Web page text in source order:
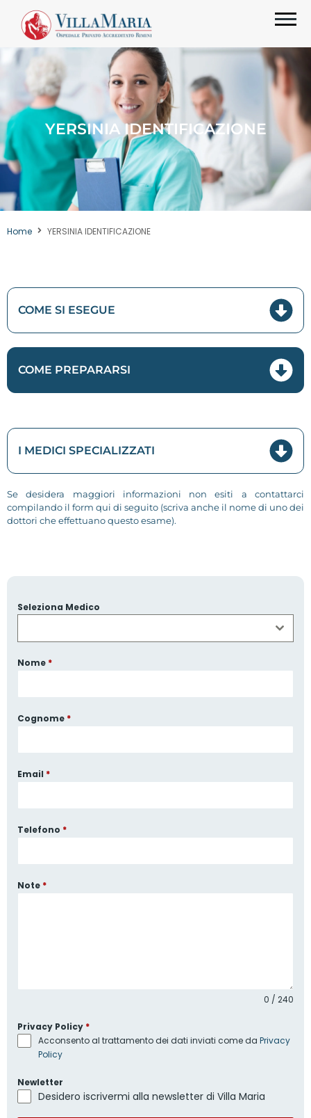
YERSINIA IDENTIFICAZIONE
Home YERSINIA IDENTIFICAZIONE
COME SI ESEGUE
COME PREPARARSI
I MEDICI SPECIALIZZATI
Se desidera maggiori informazioni non esiti a contattarci
compilando il form qui di seguito (scriva anche il nome di uno dei
dottori che effettuano questo esame).
Seleziona Medico
Nome *
Cognome *
Email *
Telefono *
Note *
0 / 240
Privacy Policy *
Acconsento al trattamento dei dati inviati come da Privacy
Policy
Newletter
Desidero iscrivermi alla newsletter di Villa Maria